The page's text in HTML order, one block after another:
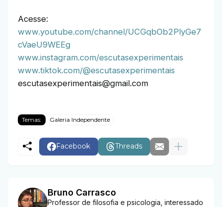
Acesse:
www.youtube.com/channel/UCGqbOb2PlyGe7
cVaeU9WEEg
www.instagram.com/escutasexperimentais
www.tiktok.com/@escutasexperimentais
escutasexperimentais@gmail.com
Temas: Galeria Independente
Facebook Threads
Bruno Carrasco
Professor de filosofia e psicologia, interessado